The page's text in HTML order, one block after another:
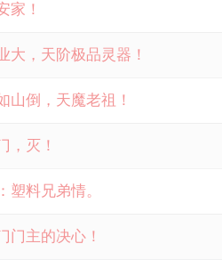
家！
大，天阶极品灵器！
山倒，天魔老祖！
，灭！
塑料兄弟情。
门主的决心！